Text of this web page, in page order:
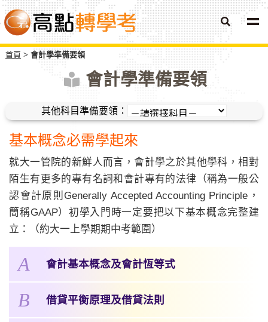
首頁 會計學準備要領
會計學準備要領
其他科目準備要領：
基本概念必需學起來
就大一管院的新鮮人而言，會計學之於其他學科，相對
陌生有更多的專有名詞和會計專有的法律（稱為一般公
認會計原則Generally Accepted Accounting Principle，
簡稱GAAP）初學入門時一定要把以下基本概念完整建
立：（約大一上學期期中考範圍）
A 會計基本概念及會計恆等式
B 借貸平衡原理及借貸法則